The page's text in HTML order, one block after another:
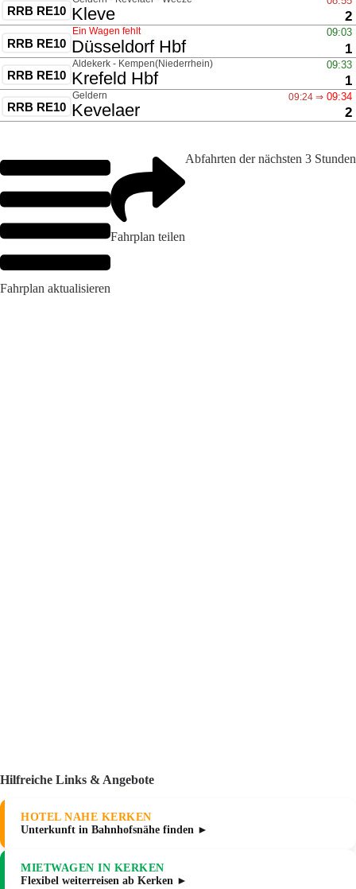
Fahrplan aktualisieren
Fahrplan teilen
Abfahrten der nächsten 3 Stunden
Hilfreiche Links & Angebote
HOTEL NAHE KERKEN
Unterkunft in Bahnhofsnähe finden ►
MIETWAGEN IN KERKEN
Flexibel weiterreisen ab Kerken ►